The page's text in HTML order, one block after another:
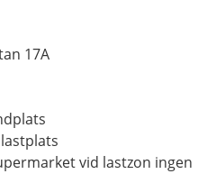
17A
vid lastzon ingen